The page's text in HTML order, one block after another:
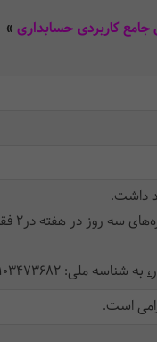
جامع کاربردی حسابداری »
به شناسه ملی: 10103473682
است.